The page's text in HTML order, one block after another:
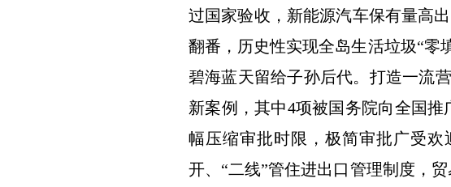
过国家验收，新能源汽车保有量高
翻番，历史性实现全岛生活垃圾“零
碧海蓝天留给子孙后代。打造一流
新案例，其中4项被国务院向全国
幅压缩审批时限，极简审批广受
开、“二线”管住进出口管理制度，